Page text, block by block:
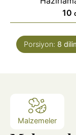
10
a
k
i
Porsiyon: 8
Malzemeler